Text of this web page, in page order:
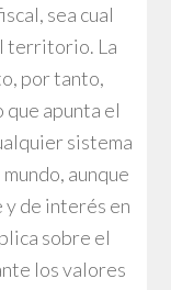
sea cual
territorio. La
por tanto,
apunta el
sistema
aunque
de interés en
sobre el
los valores